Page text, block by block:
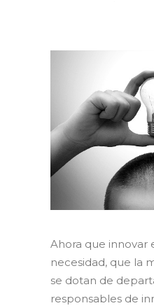
Ahora que innovar
necesidad, que la
se dotan de
responsables de